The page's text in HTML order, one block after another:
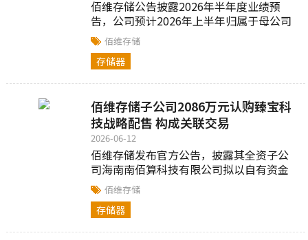
佰维存储公告披露2026年半年度业绩预
告，公司预计2026年上半年归属于母公司
所有者的净利润区间为70亿元至75亿元，
同比增幅3200%-3422%...
佰维存储
存储器
佰维存储子公司2086万元认购臻宝科
技战略配售 构成关联交易
2026-06-12
佰维存储发布官方公告，披露其全资子公
司海南南佰算科技有限公司拟以自有资金
参与认购重庆臻宝科技股份有限公司首次
公开发行股票并在科创板上市的战略配售...
佰维存储
存储器